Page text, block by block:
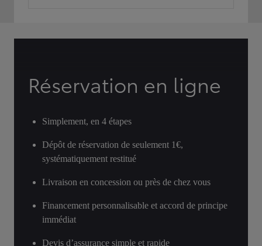
Réservation en ligne
Simplement, en 4 étapes
Dépôt de réservation de seulement 1€,
systématiquement restitué
Livraison en concession ou près de chez vous
Financement personnalisable et accord de principe
immédiat
Devis d’assurance simple et rapide